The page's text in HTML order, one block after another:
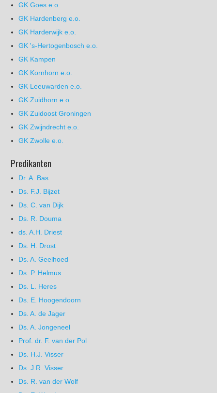
GK Goes e.o.
GK Hardenberg e.o.
GK Harderwijk e.o.
GK 's-Hertogenbosch e.o.
GK Kampen
GK Kornhorn e.o.
GK Leeuwarden e.o.
GK Zuidhorn e.o
GK Zuidoost Groningen
GK Zwijndrecht e.o.
GK Zwolle e.o.
Predikanten
Dr. A. Bas
Ds. F.J. Bijzet
Ds. C. van Dijk
Ds. R. Douma
ds. A.H. Driest
Ds. H. Drost
Ds. A. Geelhoed
Ds. P. Helmus
Ds. L. Heres
Ds. E. Hoogendoorn
Ds. A. de Jager
Ds. A. Jongeneel
Prof. dr. F. van der Pol
Ds. H.J. Visser
Ds. J.R. Visser
Ds. R. van der Wolf